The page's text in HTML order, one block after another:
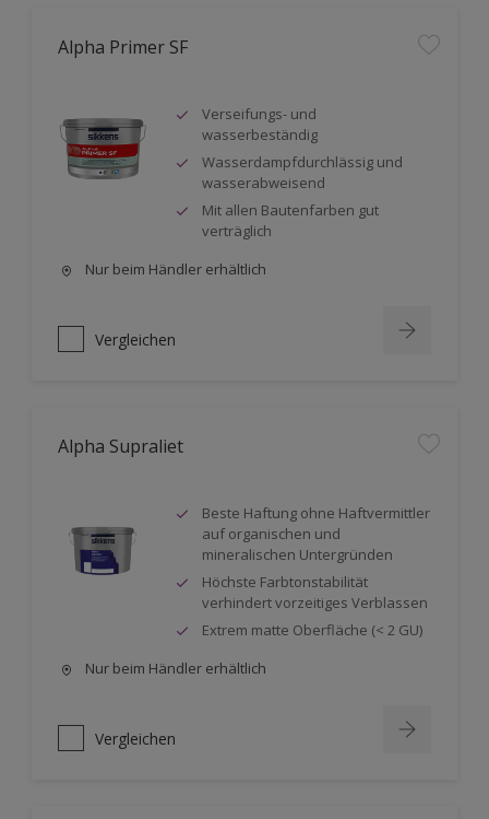
Alpha Primer SF
Verseifungs- und
wasserbeständig
Wasserdampfdurchlässig und
wasserabweisend
Mit allen Bautenfarben gut
verträglich
Nur beim Händler erhältlich
Vergleichen
Alpha Supraliet
Beste Haftung ohne Haftvermittler
auf organischen und
mineralischen Untergründen
Höchste Farbtonstabilität
verhindert vorzeitiges Verblassen
Extrem matte Oberfläche (< 2 GU)
Nur beim Händler erhältlich
Vergleichen